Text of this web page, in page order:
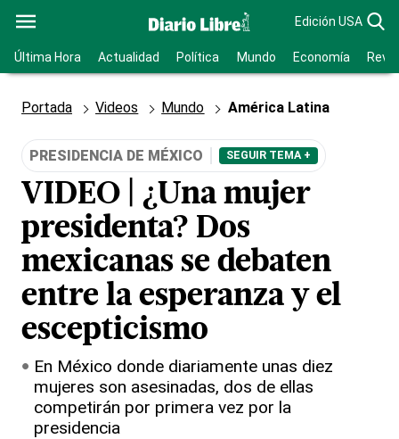
Edición USA
Última Hora Actualidad Política Mundo Economía
Portada Videos Mundo América Latina
PRESIDENCIA DE MÉXICO SEGUIR TEMA +
VIDEO | ¿Una mujer
presidenta? Dos
mexicanas se debaten
entre la esperanza y el
escepticismo
En México donde diariamente unas diez
mujeres son asesinadas, dos de ellas
competirán por primera vez por la
presidencia